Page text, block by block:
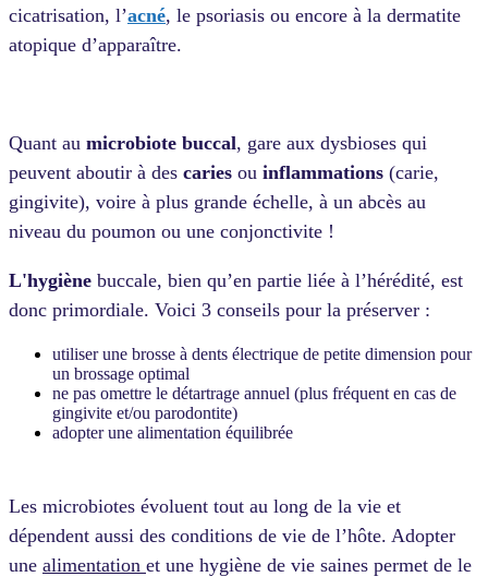
cicatrisation, l’acné, le psoriasis ou encore à la dermatite
atopique d’apparaître.
Quant au microbiote buccal, gare aux dysbioses qui
peuvent aboutir à des caries ou inflammations (carie,
gingivite), voire à plus grande échelle, à un abcès au
niveau du poumon ou une conjonctivite !
L'hygiène buccale, bien qu’en partie liée à l’hérédité, est
donc primordiale. Voici 3 conseils pour la préserver :
utiliser une brosse à dents électrique de petite dimension pour
un brossage optimal
ne pas omettre le détartrage annuel (plus fréquent en cas de
gingivite et/ou parodontite)
adopter une alimentation équilibrée
Les microbiotes évoluent tout au long de la vie et
dépendent aussi des conditions de vie de l’hôte. Adopter
une alimentation et une hygiène de vie saines permet de le